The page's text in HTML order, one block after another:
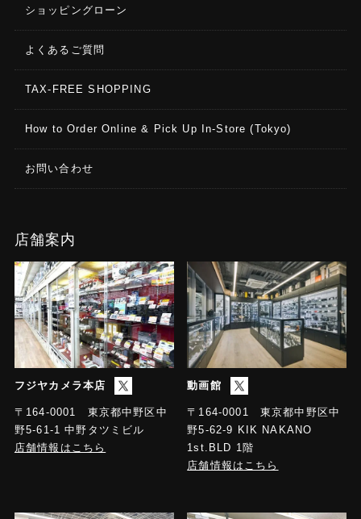
ショッピングローン
よくあるご質問
TAX-FREE SHOPPING
How to Order Online & Pick Up In-Store (Tokyo)
お問い合わせ
店舗案内
フジヤカメラ本店
〒164-0001 東京都中野区中
野5-61-1 中野タツミビル
店舗情報はこちら
動画館
〒164-0001 東京都中野区中
野5-62-9 KIK NAKANO
1st.BLD 1階
店舗情報はこちら